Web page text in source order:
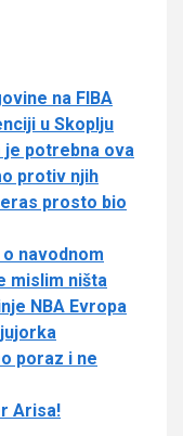
na FIBA
u Skoplju
je potrebna ova
protiv njih
prosto bio
navodnom
mislim ništa
NBA Evropa
poraz i ne
Arisa!